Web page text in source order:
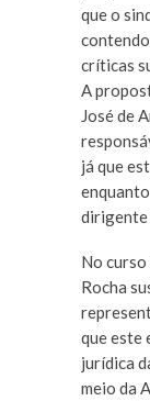
que o
críticas
A
José de
já que
dirigente
No
Rocha
que este
jurídica
meio da